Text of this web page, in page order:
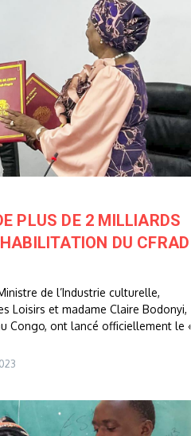
PLUS DE 2 MILLIARDS
DU CFRAD
de l’Industrie culturelle,
Loisirs et madame Claire Bodonyi,
Congo, ont lancé officiellement le